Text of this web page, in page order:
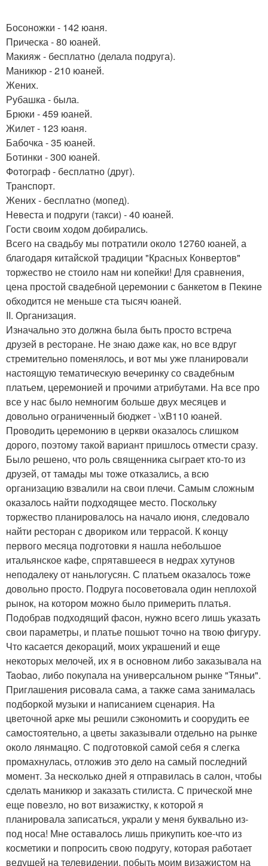
Босоножки - 142 юаня.
Прическа - 80 юаней.
Макияж - бесплатно (делала подруга).
Маникюр - 210 юаней.
Жених.
Рубашка - была.
Брюки - 459 юаней.
Жилет - 123 юаня.
Бабочка - 35 юаней.
Ботинки - 300 юаней.
Фотограф - бесплатно (друг).
Транспорт.
Жених - бесплатно (мопед).
Невеста и подруги (такси) - 40 юаней.
Гости своим ходом добирались.
Всего на свадьбу мы потратили около 12760 юаней, а
благодаря китайской традиции "Красных Конвертов"
торжество не стоило нам ни копейки! Для сравнения,
цена простой свадебной церемонии с банкетом в Пекине
обходится не меньше ста тысяч юаней.
II. Организация.
Изначально это должна была быть просто встреча
друзей в ресторане. Не знаю даже как, но все вдруг
стремительно поменялось, и вот мы уже планировали
настоящую тематическую вечеринку со свадебным
платьем, церемонией и прочими атрибутами. На все про
все у нас было немногим больше двух месяцев и
довольно ограниченный бюджет - \xB110 юаней.
Проводить церемонию в церкви оказалось слишком
дорого, поэтому такой вариант пришлось отмести сразу.
Было решено, что роль священника сыграет кто-то из
друзей, от тамады мы тоже отказались, а всю
организацию взвалили на свои плечи. Самым сложным
оказалось найти подходящее место. Поскольку
торжество планировалось на начало июня, следовало
найти ресторан с двориком или террасой. К концу
первого месяца подготовки я нашла небольшое
итальянское кафе, спрятавшееся в недрах хутунов
неподалеку от наньлогусян. С платьем оказалось тоже
довольно просто. Подруга посоветовала один неплохой
рынок, на котором можно было примерить платья.
Подобрав подходящий фасон, нужно всего лишь указать
свои параметры, и платье пошьют точно на твою фигуру.
Что касается декораций, моих украшений и еще
некоторых мелочей, их я в основном либо заказывала на
Taobao, либо покупала на универсальном рынке "Тяньи".
Приглашения рисовала сама, а также сама занималась
подборкой музыки и написанием сценария. На
цветочной арке мы решили сэкономить и соорудить ее
самостоятельно, а цветы заказывали отдельно на рынке
около лянмацяо. С подготовкой самой себя я слегка
промахнулась, отложив это дело на самый последний
момент. За несколько дней я отправилась в салон, чтобы
сделать маникюр и заказать стилиста. С прической мне
еще повезло, но вот визажистку, к которой я
планировала записаться, украли у меня буквально из-
под носа! Мне оставалось лишь прикупить кое-что из
косметики и попросить свою подругу, которая работает
ведущей на телевидении, побыть моим визажистом на